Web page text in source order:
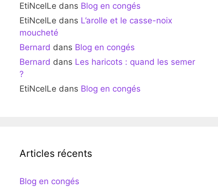
EtiNcelLe dans Blog en congés
EtiNcelLe dans L’arolle et le casse-noix
moucheté
Bernard dans Blog en congés
Bernard dans Les haricots : quand les semer
?
EtiNcelLe dans Blog en congés
Articles récents
Blog en congés